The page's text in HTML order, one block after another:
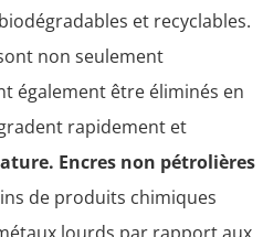
et recyclables.
non seulement
également être éliminés en
rapidement et
Encres non pétrolières
de produits chimiques